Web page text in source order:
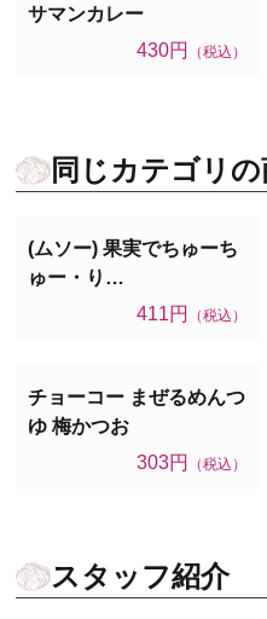
サマンカレー
430円
（税込）
同じカテゴリ
(ムソー) 果実でちゅーち
ゅー・り…
411円
（税込）
チョーコー まぜるめんつ
ゆ 梅かつお
303円
（税込）
スタッフ紹介